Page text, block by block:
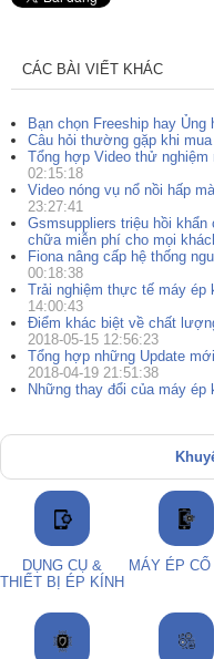
CÁC BÀI VIẾT KHÁC
Bạn chọn Freeship hay Ủng
Câu hỏi thường gặp khi
Tổng hợp Video thử
02:15:18
Video nóng vụ nổ nồi hấp
23:27:41
Gsmsuppliers triệu hồi
chữa miễn phí cho mọi
Fiona nâng cấp hệ thống
00:18:38
Trải nghiệm thực tế máy ép
14:00:43
Điểm khác biệt về chất
2018-05-15 12:56:23
Tổng hợp những Update
2018-04-19 21:51:38
Những thay đổi của máy ép
DỤNG CỤ &
THIẾT BỊ ÉP KÍNH
MÁY ÉP CỔ